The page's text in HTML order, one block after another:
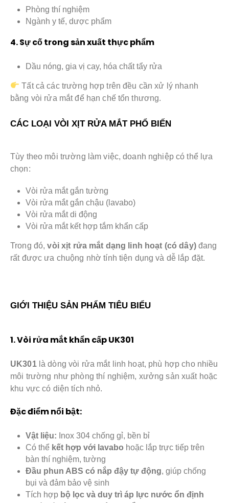
Phòng thí nghiệm
Ngành y tế, dược phẩm
4. Sự cố trong sản xuất thực phẩm
Dầu nóng, gia vị cay, hóa chất tẩy rửa
Tất cả các trường hợp trên đều cần xử lý nhanh
bằng vòi rửa mắt để hạn chế tổn thương.
CÁC LOẠI VÒI XỊT RỬA MẮT PHỔ BIẾN
Tùy theo môi trường làm việc, doanh nghiệp có thể lựa
chọn:
Vòi rửa mắt gắn tường
Vòi rửa mắt gắn chậu (lavabo)
Vòi rửa mắt di động
Vòi rửa mắt kết hợp tắm khẩn cấp
Trong đó,vòi xịt rửa mắt dạng linh hoạt (có dây)đang
rất được ưa chuộng nhờ tính tiện dụng và dễ lắp đặt.
GIỚI THIỆU SẢN PHẨM TIÊU BIỂU
1. Vòi rửa mắt khẩn cấp UK301
UK301là dòng vòi rửa mắt linh hoạt, phù hợp cho nhiều
môi trường như phòng thí nghiệm, xưởng sản xuất hoặc
khu vực có diện tích nhỏ.
Đặc điểm nổi bật:
Vật liệu: Inox 304 chống gỉ, bền bỉ
Có thể kết hợp với lavabo hoặc lắp trực tiếp trên
bàn thí nghiệm, tường
Đầu phun ABS có nắp đậy tự động, giúp chống
bụi và đảm bảo vệ sinh
Tích hợp bộ lọc và duy trì áp lực nước ổn định